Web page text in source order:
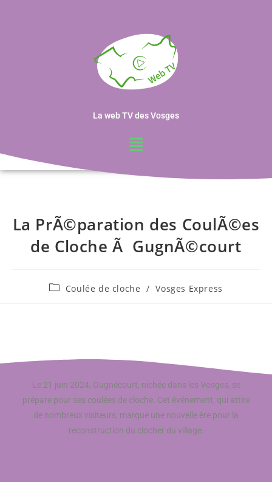
La web TV des Vosges
La PrÃ©paration des CoulÃ©es
de Cloche Ã GugnÃ©court
Coulée de cloche / Vosges Express
Le 21 juin 2024, Gugnécourt, nichée dans les Vosges, se
prépare pour ses coulées de cloche. Cet événement, qui attire
de nombreux visiteurs, marque une nouvelle ère pour la
reconstruction du clocher du village.